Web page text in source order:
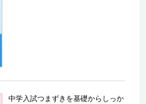
中学入試つまずきを基礎からしっか